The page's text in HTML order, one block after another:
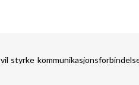
styrke